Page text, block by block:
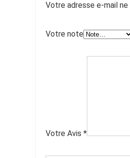
Votre adresse e-mail ne
Votre note
Votre Avis *